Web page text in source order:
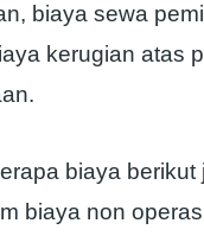
biaya sewa
kerugian atas
biaya berikut
biaya non